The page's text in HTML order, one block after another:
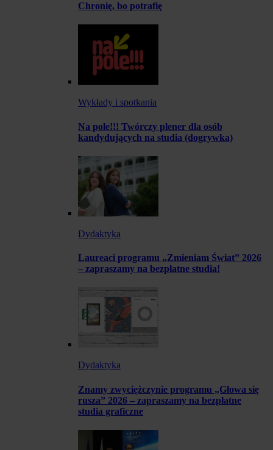
Chronię, bo potrafię
Wykłady i spotkania
Na pole!!! Twórczy plener dla osób
kandydujących na studia (dogrywka)
Dydaktyka
Laureaci programu „Zmieniam Świat” 2026
– zapraszamy na bezpłatne studia!
Dydaktyka
Znamy zwyciężczynie programu „Głowa się
rusza” 2026 – zapraszamy na bezpłatne
studia graficzne